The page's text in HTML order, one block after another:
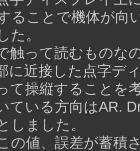
ることで機体が向
た。
触って読むものな
に近接した点字デ
て操縦することを
ている方向はAR.
しました。
の値、誤差が蓄積